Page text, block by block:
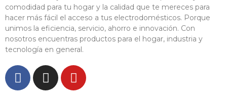
comodidad para tu hogar y la calidad que te mereces para
hacer más fácil el acceso a tus electrodomésticos. Porque
unimos la eficiencia, servicio, ahorro e innovación. Con
nosotros encuentras productos para el hogar, industria y
tecnología en general.